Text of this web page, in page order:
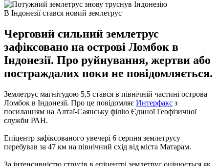
В Індонезії стався новий землетрус
Черговий сильний землетрус
зафіксовано на острові Ломбок в
Індонезії. Про руйнування, жертви або
постраждалих поки не повідомляється.
Землетрус магнітудою 5,5 стався в північній частині острова
Ломбок в Індонезії. Про це повідомляє Интерфакс з
посиланням на Алтаї-Саянську філію Єдиної Геофізичної
служби РАН.
Епіцентр зафіксованого увечері 6 серпня землетрусу
перебував за 47 км на північний схід від міста Матарам.
За інтенсивністю струсів в епіцентрі землетрус оцінюється як